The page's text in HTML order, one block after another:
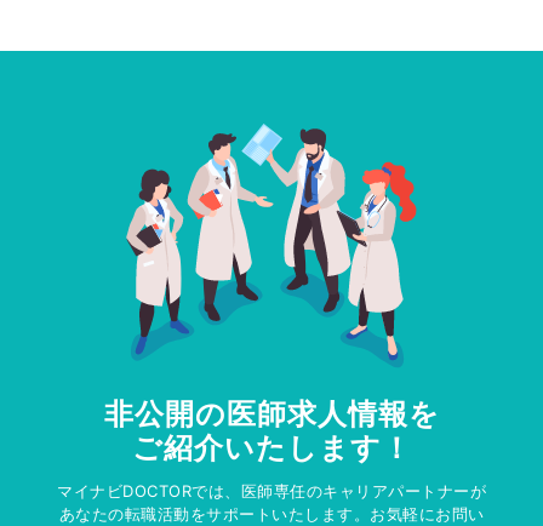
非公開の医師求人情報を
ご紹介いたします！
マイナビDOCTORでは、医師専任のキャリアパートナーが
あなたの転職活動をサポートいたします。お気軽にお問い